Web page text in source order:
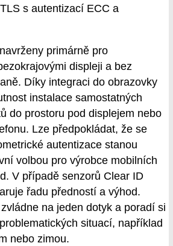
s autentizací ECC a
primárně pro
displeji a bez
Díky integraci do obrazovky
instalace samostatných
do prostoru pod displejem nebo
Lze předpokládat, že se
autentizace stanou
volbou pro výrobce mobilních
V případě senzorů Clear ID
řadu předností a výhod.
na jeden dotyk a poradí si
situací, například
nebo zimou.